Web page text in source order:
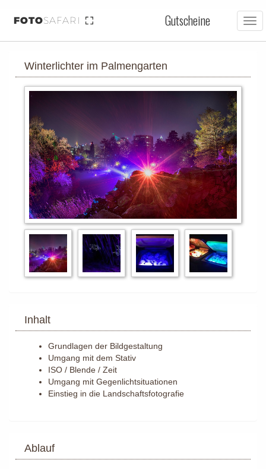
FOTOSAFARI Gutscheine
Winterlichter im Palmengarten
Inhalt
Grundlagen der Bildgestaltung
Umgang mit dem Stativ
ISO / Blende / Zeit
Umgang mit Gegenlichtsituationen
Einstieg in die Landschaftsfotografie
Ablauf